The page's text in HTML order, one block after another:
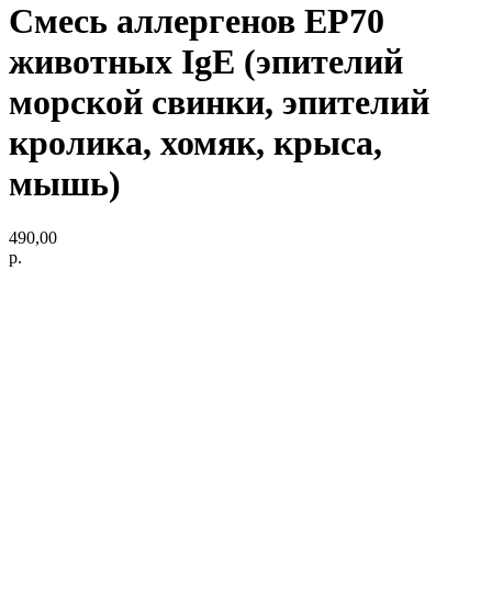
Смесь аллергенов EP70
животных IgE (эпителий
морской свинки, эпителий
кролика, хомяк, крыса,
мышь)
490,00
р.